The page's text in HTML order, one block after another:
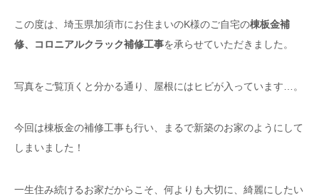
この度は、埼玉県加須市にお住まいのK様のご自宅の棟板金補
修、コロニアルクラック補修工事を承らせていただきました。
写真をご覧頂くと分かる通り、屋根にはヒビが入っています…。
今回は棟板金の補修工事も行い、まるで新築のお家のようにして
しまいました！
一生住み続けるお家だからこそ、何よりも大切に、綺麗にしたい